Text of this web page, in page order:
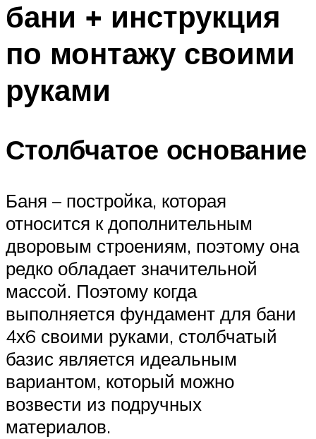
бани + инструкция
по монтажу своими
руками
Столбчатое основание
Баня – постройка, которая
относится к дополнительным
дворовым строениям, поэтому она
редко обладает значительной
массой. Поэтому когда
выполняется фундамент для бани
4х6 своими руками, столбчатый
базис является идеальным
вариантом, который можно
возвести из подручных
материалов.